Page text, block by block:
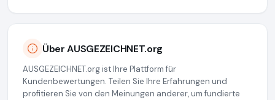
Über AUSGEZEICHNET.org
AUSGEZEICHNET.org ist Ihre Plattform für
Kundenbewertungen. Teilen Sie Ihre Erfahrungen und
profitieren Sie von den Meinungen anderer, um fundierte